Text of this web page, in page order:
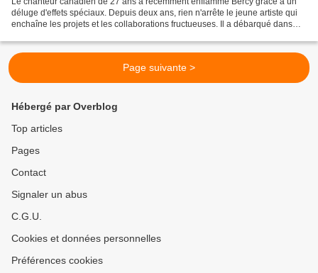
déluge d'effets spéciaux. Depuis deux ans, rien n'arrête le jeune artiste qui
enchaîne les projets et les collaborations fructueuses. Il a débarqué dans
Page suivante >
Hébergé par Overblog
Top articles
Pages
Contact
Signaler un abus
C.G.U.
Cookies et données personnelles
Préférences cookies